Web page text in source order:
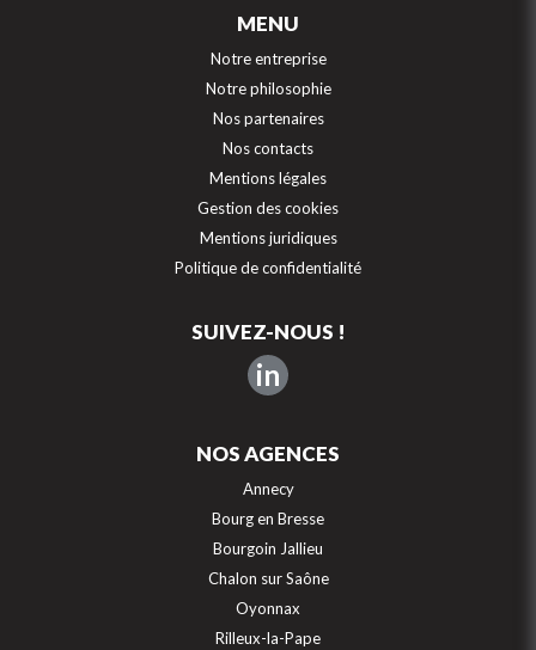
MENU
Notre entreprise
Notre philosophie
Nos partenaires
Nos contacts
Mentions légales
Gestion des cookies
Mentions juridiques
Politique de confidentialité
SUIVEZ-NOUS !
in
NOS AGENCES
Annecy
Bourg en Bresse
Bourgoin Jallieu
Chalon sur Saône
Oyonnax
Rilleux-la-Pape